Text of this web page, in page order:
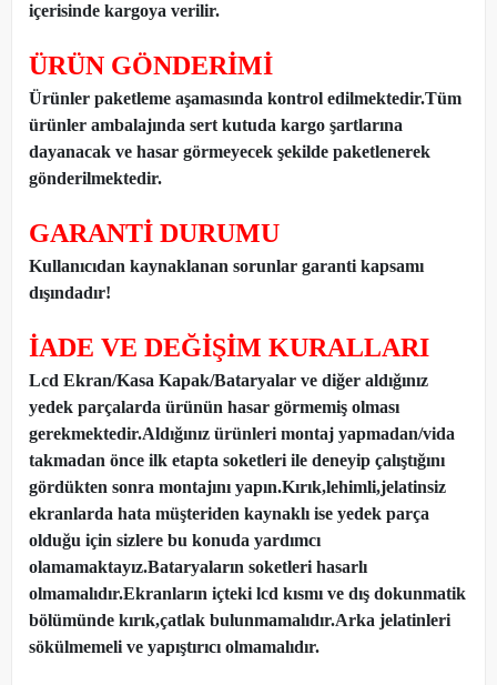
içerisinde kargoya verilir.
ÜRÜN GÖNDERİMİ
Ürünler paketleme aşamasında kontrol edilmektedir.Tüm
ürünler ambalajında sert kutuda kargo şartlarına
dayanacak ve hasar görmeyecek şekilde paketlenerek
gönderilmektedir.
GARANTİ DURUMU
Kullanıcıdan kaynaklanan sorunlar garanti kapsamı
dışındadır!
İADE VE DEĞİŞİM KURALLARI
Lcd Ekran/Kasa Kapak/Bataryalar ve diğer aldığınız
yedek parçalarda ürünün hasar görmemiş olması
gerekmektedir.Aldığınız ürünleri montaj yapmadan/vida
takmadan önce ilk etapta soketleri ile deneyip çalıştığını
gördükten sonra montajını yapın.Kırık,lehimli,jelatinsiz
ekranlarda hata müşteriden kaynaklı ise yedek parça
olduğu için sizlere bu konuda yardımcı
olamamaktayız.Bataryaların soketleri hasarlı
olmamalıdır.Ekranların içteki lcd kısmı ve dış dokunmatik
bölümünde kırık,çatlak bulunmamalıdır.Arka jelatinleri
sökülmemeli ve yapıştırıcı olmamalıdır.